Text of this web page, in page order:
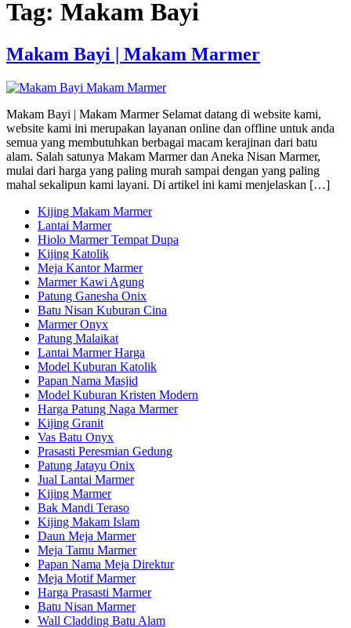
Tag: Makam Bayi
Makam Bayi | Makam Marmer
Makam Bayi | Makam Marmer Selamat datang di website kami,
website kami ini merupakan layanan online dan offline untuk anda
semua yang membutuhkan berbagai macam kerajinan dari batu
alam. Salah satunya Makam Marmer dan Aneka Nisan Marmer,
mulai dari harga yang paling murah sampai dengan yang paling
mahal sekalipun kami layani. Di artikel ini kami menjelaskan […]
Kijing Makam Marmer
Lantai Marmer
Hiolo Marmer Tempat Dupa
Kijing Katolik
Meja Kantor Marmer
Marmer Kawi Agung
Patung Ganesha Onix
Batu Nisan Kuburan Cina
Marmer Onyx
Patung Malaikat
Lantai Marmer Harga
Model Kuburan Katolik
Papan Nama Masjid
Model Kuburan Kristen Modern
Harga Patung Naga Marmer
Kijing Granit
Vas Batu Onyx
Prasasti Peresmian Gedung
Patung Jatayu Onix
Jual Lantai Marmer
Kijing Marmer
Bak Mandi Teraso
Kijing Makam Islam
Daun Meja Marmer
Meja Tamu Marmer
Papan Nama Meja Direktur
Meja Motif Marmer
Harga Prasasti Marmer
Batu Nisan Marmer
Wall Cladding Batu Alam